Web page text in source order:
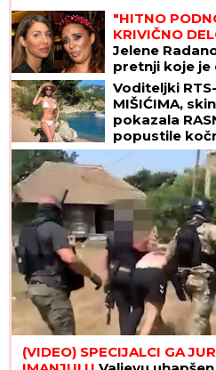
"HITNO
KRIVIČNO
Jelene
pretnji koje je
"To je
Voditeljki
MIŠIĆIMA,
pokazala
popustile
napravile
(VIDEO) SPECIJALCI GA